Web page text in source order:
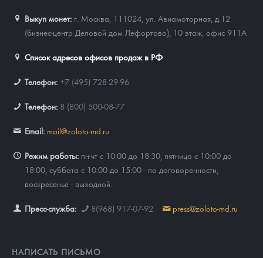
Золотой червонец Сеятель
Золотые слитки
Жетоны "Необыкновенные обитатели глубин"
Золотая карманная галерея
Выкуп монет
Выкуп серебряных монет
Вопрос - ответ
Памятка для работы с монетами из драгметаллов
Политика использования Cookies
Распродажа монет и жетонов
Итоги 2025 года. Прогноз курсов золота, серебра, платины на
2026 год
Cтатьи
Георгий Победоносец - динамика цен
Курс золота и серебра
Лом выкуп
Скупка слитков
Контакты
О нас
Выкуп монет: г. Москва, 111024, ул. Авиамоторная, д.12
(бизнес-центр Деловой дом Лефортово), 10 этаж, офис 911А
Список адресов офисов продаж в РФ
Телефон: +7 (495) 728-29-96
Телефон: 8 (800) 500-08-77
Email: mail@zoloto-md.ru
Режим работы: пн-чт с 10:00 до 18:30, пятница с 10:00 до
18:00, суббота с 10:00 до 15:00 - по договоренности,
воскресенье - выходной.
Пресс-служба: 8(968) 917-07-92 press@zoloto-md.ru
НАПИСАТЬ ПИСЬМО